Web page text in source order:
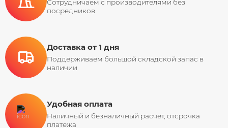
Сотрудничаем с производителями без
посредников
Доставка от 1 дня
Поддерживаем большой складской запас в
наличии
Удобная оплата
Наличный и безналичный расчет, отсрочка
платежа